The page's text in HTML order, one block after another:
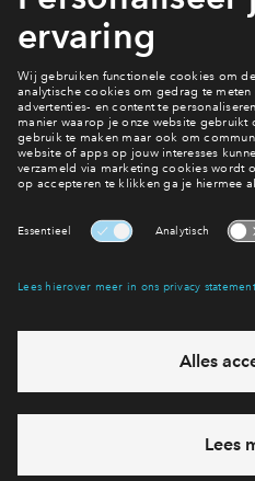
en warm kaarslicht.
1e Kerst in je nieuwe
oude woning. Waar je
doorbrengt, we wensen
dagen toe!
eventuele
Ja, ik wil mij
Heb je een vraag en wil je